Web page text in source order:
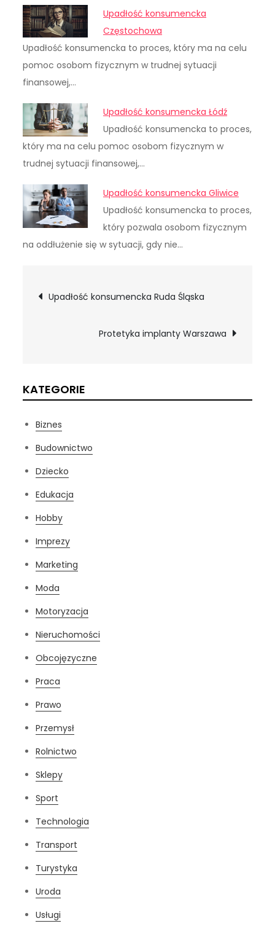
Upadłość konsumencka
Częstochowa
Upadłość konsumencka to proces, który ma na celu
pomoc osobom fizycznym w trudnej sytuacji
finansowej,…
Upadłość konsumencka Łódź
Upadłość konsumencka to proces,
który ma na celu pomoc osobom fizycznym w
trudnej sytuacji finansowej,…
Upadłość konsumencka Gliwice
Upadłość konsumencka to proces,
który pozwala osobom fizycznym
na oddłużenie się w sytuacji, gdy nie…
Nawigacja
wpisu
Upadłość konsumencka Ruda Śląska
Protetyka implanty Warszawa
KATEGORIE
Biznes
Budownictwo
Dziecko
Edukacja
Hobby
Imprezy
Marketing
Moda
Motoryzacja
Nieruchomości
Obcojęzyczne
Praca
Prawo
Przemysł
Rolnictwo
Sklepy
Sport
Technologia
Transport
Turystyka
Uroda
Usługi